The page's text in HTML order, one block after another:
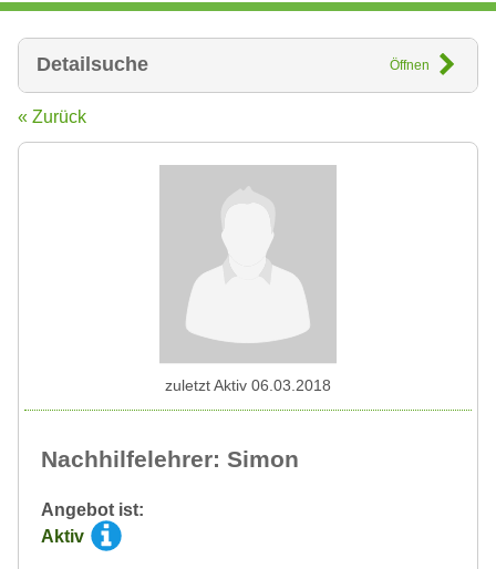
Detailsuche Öffnen
« Zurück
Nachhilfelehrer: Simon
Angebot ist:
Aktiv
zuletzt Aktiv 06.03.2018